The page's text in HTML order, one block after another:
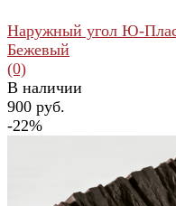
избранное сравнить
Наружный угол Ю-
Бежевый
(0)
В наличии
900 руб.
-22%